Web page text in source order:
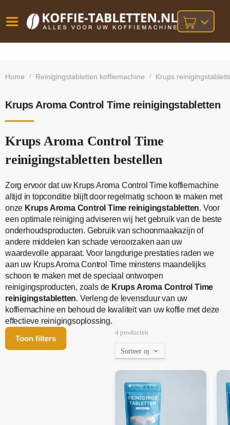
besteld,
bij orders
Home / Reinigingstabletten koffiemachine / Krups
Krups Aroma Control Time reinigingstabletten
Krups Aroma Control Time
reinigingstabletten bestellen
Zorg ervoor dat uw Krups Aroma Control Time koffiemachine
altijd in topconditie blijft door regelmatig schoon te maken met
onze Krups Aroma Control Time reinigingstabletten. Voor
een optimale reiniging adviseren wij het gebruik van de beste
onderhoudsproducten. Gebruik van schoonmaakazijn of
andere middelen kan schade veroorzaken aan uw
waardevolle apparaat. Voor langdurige prestaties raden we
aan uw Krups Aroma Control Time minstens maandelijks
schoon te maken met de speciaal ontworpen
reinigingsproducten, zoals de Krups Aroma Control Time
reinigingstabletten. Verleng de levensduur van uw
koffiemachine en behoud de kwaliteit van uw koffie met deze
effectieve reinigingsoplossing.
Toon filters
4 producten